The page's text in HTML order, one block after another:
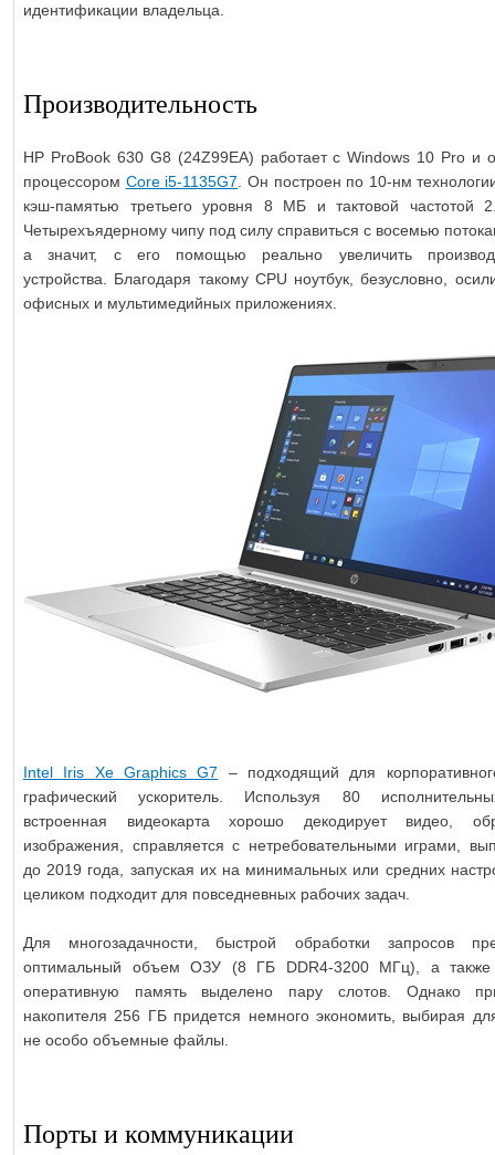
идентификации владельца.
Производительность
HP ProBook 630 G8 (24Z99EA) работает с Windows 10 Pro и
процессором Core i5-1135G7 . Он построен по 10-нм
кэш-памятью третьего уровня 8 МБ и тактовой частотой
Четырехъядерному чипу под силу справиться с восемью
а значит, с его помощью реально увеличить
устройства. Благодаря такому CPU ноутбук, безусловно,
офисных и мультимедийных приложениях.
Intel Iris Xe Graphics G7 – подходящий для
графический ускоритель. Используя 80
встроенная видеокарта хорошо декодирует видео,
изображения, справляется с нетребовательными играми,
до 2019 года, запуская их на минимальных или средних
целиком подходит для повседневных рабочих задач.
Для многозадачности, быстрой обработки запросов
оптимальный объем ОЗУ (8 ГБ DDR4-3200 МГц), а
оперативную память выделено пару слотов. Однако
накопителя 256 ГБ придется немного экономить, выбирая
не особо объемные файлы.
Порты и коммуникации